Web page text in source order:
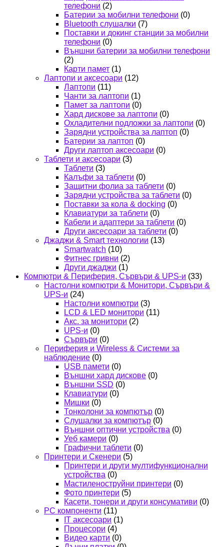
телефони (2)
Батерии за мобилни телефони (0)
Bluetooth слушалки (7)
Поставки и докинг станции за мобилни
телефони (0)
Външни батерии за мобилни телефони
(2)
Карти памет (1)
Лаптопи и аксесоари (12)
Лаптопи (11)
Чанти за лаптопи (1)
Памет за лаптопи (0)
Хард дискове за лаптопи (0)
Охладителни подложки за лаптопи (0)
Зарядни устройства за лаптоп (0)
Батерии за лаптоп (0)
Други лаптоп аксесоари (0)
Таблети и аксесоари (3)
Таблети (3)
Калъфи за таблети (0)
Защитни фолиа за таблети (0)
Зарядни устройства за таблети (0)
Поставки за кола & docking (0)
Клавиатури за таблети (0)
Кабели и адаптери за таблети (0)
Други аксесоари за таблети (0)
Джаджи & Smart технологии (13)
Smartwatch (10)
Фитнес гривни (2)
Други джаджи (1)
Компютри & Периферия, Сървъри & UPS-и (33)
Настолни компютри & Монитори, Сървъри &
UPS-и (24)
Настолни компютри (3)
LCD & LED монитори (11)
Акс. за монитори (2)
UPS-и (0)
Сървъри (0)
Периферия и Wireless & Системи за
наблюдение (0)
USB памети (0)
Външни хард дискове (0)
Външни SSD (0)
Клавиатури (0)
Мишки (0)
Тонколони за компютър (0)
Слушалки за компютър (0)
Външни оптични устройства (0)
Уеб камери (0)
Графични таблети (0)
Принтери и Скенери (5)
Принтери и други мултифункционални
устройства (0)
Мастиленоструйни принтери (0)
Фото принтери (5)
Касети, тонери и други консумативи (0)
PC компоненти (11)
IT аксесоари (1)
Процесори (4)
Видео карти (0)